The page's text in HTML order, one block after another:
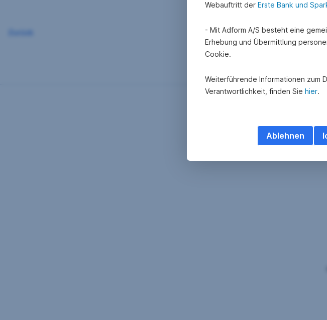
Webauftritt der Erste Bank und
- Mit Adform A/S besteht eine
Erhebung und Übermittlung
Cookie.
Weiterführende Informationen zum
Verantwortlichkeit, finden Sie hier.
Ablehnen